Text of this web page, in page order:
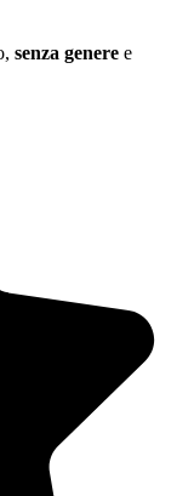
senza genere e